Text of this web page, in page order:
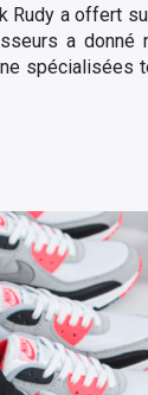
Rudy a offert
a
spécialisées